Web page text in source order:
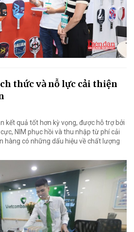
thức và nỗ lực cải thiện
kết quả tốt hơn kỳ vọng, được hỗ trợ bởi
NIM phục hồi và thu nhập từ phí cải
hàng có những dấu hiệu về chất lượng